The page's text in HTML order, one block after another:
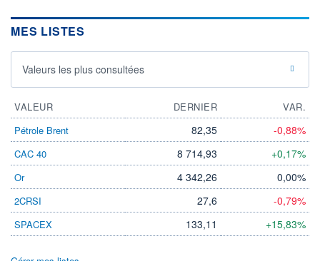
MES LISTES
Valeurs les plus consultées
VALEUR DERNIER
VAR.
Pétrole Brent
82,35 -0,88%
CAC 40 8 714,93 +0,17%
Or 4 342,26 0,00%
2CRSI 27,6 -0,79%
SPACEX 133,11 +15,83%